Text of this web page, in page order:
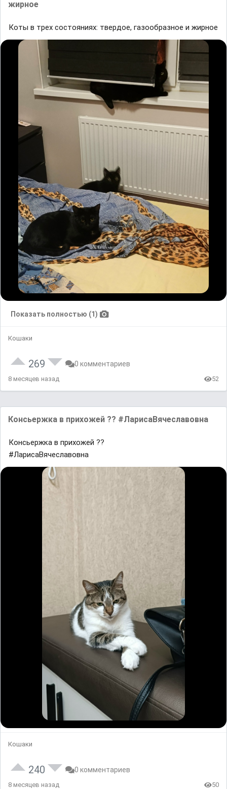
жирное
Коты в трех состояниях: твердое, газообразное и жирное
Показать полностью (1)
Кошаки
269 0 комментариев
8 месяцев назад 52
Консьержка в прихожей ?? #ЛарисаВячеславовна
Консьержка в прихожей ??
#ЛарисаВячеславовна
Кошаки
240 0 комментариев
8 месяцев назад 50